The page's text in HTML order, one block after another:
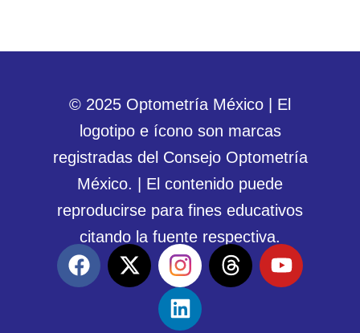
© 2025 Optometría México | El
logotipo e ícono son marcas
registradas del Consejo Optometría
México. | El contenido puede
reproducirse para fines educativos
citando la fuente respectiva.
F
a
X
-
T
h
Y
o
L
i
n
k